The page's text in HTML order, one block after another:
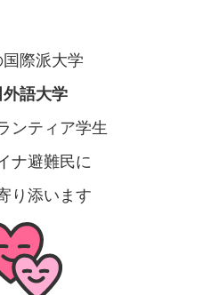
際派大学
外語大学
ンティア学生
ナ避難民に
り添います